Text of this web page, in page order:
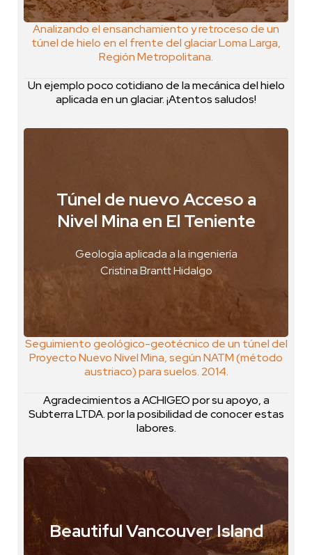
Analizando el ensanchamiento y retroceso de un
túnel de hielo en el frente del glaciar Loma Larga,
Región Metropolitana.
Un ejemplo poco cotidiano de la mecánica del hielo
aplicada en un glaciar. ¡Atentos saludos!
Túnel de nuevo Acceso a
Nivel Mina en El Teniente
Geología aplicada a la ingeniería
Cristina Brantt Hidalgo
Mina El Teniente, Chile
VER GEOPOSTAL
Seguimiento geológico-geotécnico de un túnel del
Proyecto Nuevo Nivel Mina, según NATM (método
austriaco) para suelos. 2014.
Agradecimientos a ACHIGEO por su apoyo, a
Subterra LTDA. por la posibilidad de conocer estas
labores.
Beautiful Vancouver Island